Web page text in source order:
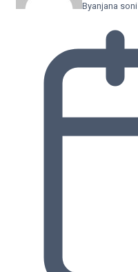
Byanjana soni